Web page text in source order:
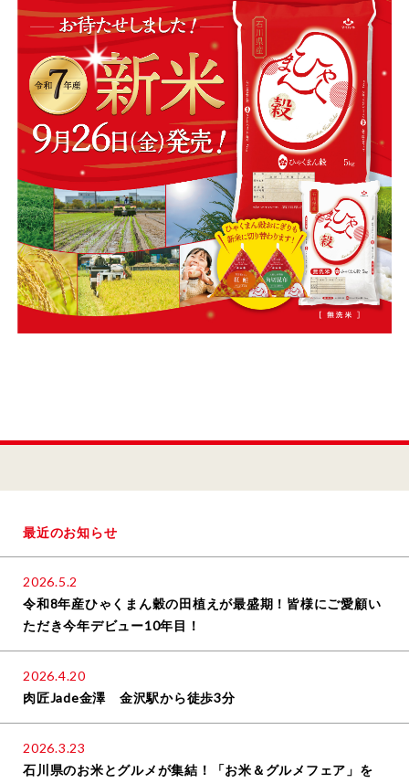
最近のお知らせ
2026.5.2
令和8年産ひゃくまん穀の田植えが最盛期！皆様にご愛顧い
ただき今年デビュー10年目！
2026.4.20
肉匠Jade金澤 金沢駅から徒歩3分
2026.3.23
石川県のお米とグルメが集結！「お米＆グルメフェア」を